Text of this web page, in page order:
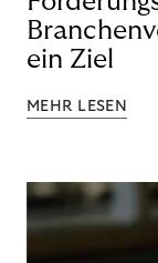
ein Ziel
MEHR LESEN